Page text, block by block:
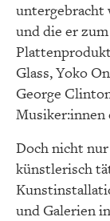
untergebracht
und die er
Glass, Yoko
George
Musiker:innen
Doch nicht
künstlerisch
und Galerien